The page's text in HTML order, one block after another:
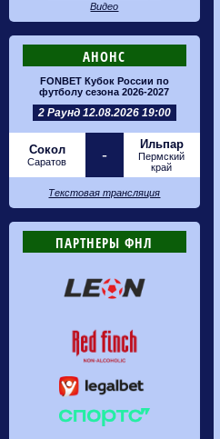
Видео
АНОНС
FONBET Кубок России по
футболу сезона 2026-2027
2 Раунд 12.08.2026 19:00
Сокол
Саратов -
Ильпар
Пермский
край
Текстовая трансляция
ПАРТНЕРЫ ФНЛ